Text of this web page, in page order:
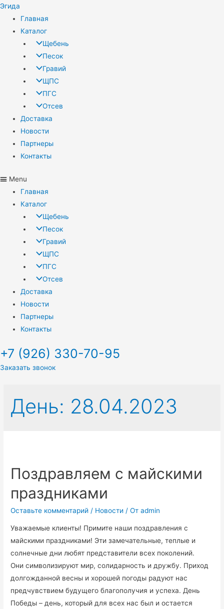
Эгида
Главная
Каталог
Щебень
Песок
Гравий
ЩПС
ПГС
Отсев
Доставка
Новости
Партнеры
Контакты
Menu
Главная
Каталог
Щебень
Песок
Гравий
ЩПС
ПГС
Отсев
Доставка
Новости
Партнеры
Контакты
+7 (926) 330-70-95
Заказать звонок
День: 28.04.2023
Поздравляем с майскими
праздниками
Оставьте комментарий / Новости / От admin
Уважаемые клиенты! Примите наши поздравления с
майскими праздниками! Эти замечательные, теплые и
солнечные дни любят представители всех поколений.
Они символизируют мир, солидарность и дружбу. Приход
долгожданной весны и хорошей погоды радуют нас
предчувствием будущего благополучия и успеха. День
Победы – день, который для всех нас был и остается